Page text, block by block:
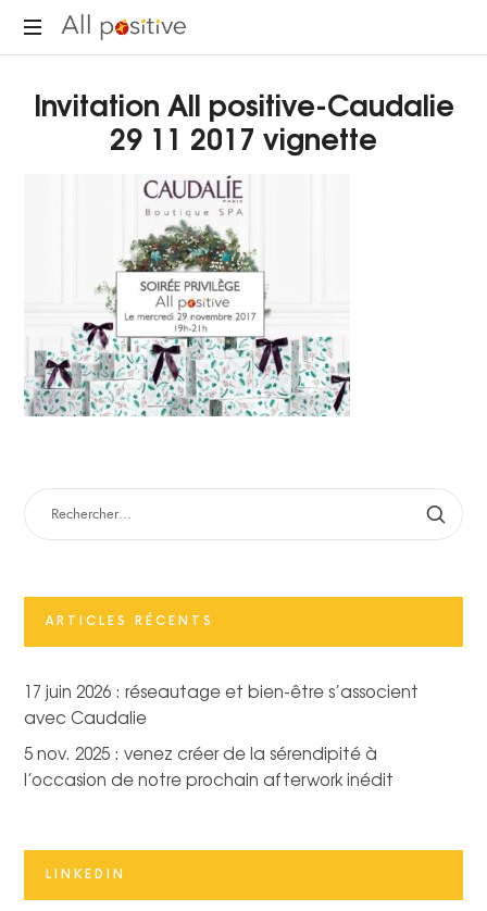
All
pour
se
réinventer."
Invitation All positive-Caudalie
29 11 2017 vignette
RECHERCHER :
ARTICLES RÉCENTS
17 juin 2026 : réseautage et bien-être s’associent
avec Caudalie
5 nov. 2025 : venez créer de la sérendipité à
l’occasion de notre prochain afterwork inédit
LINKEDIN